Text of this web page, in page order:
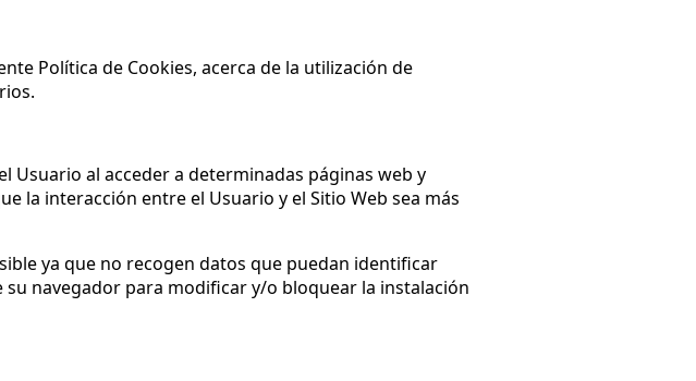
Política de Cookies, acerca de la utilización de
al acceder a determinadas páginas web y
la interacción entre el Usuario y el Sitio Web sea más
ya que no recogen datos que puedan identificar
navegador para modificar y/o bloquear la instalación